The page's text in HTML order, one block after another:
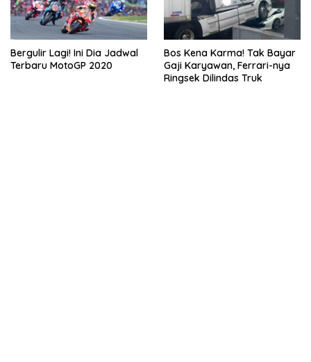
Bergulir Lagi! Ini Dia Jadwal
Terbaru MotoGP 2020
Bos Kena Karma! Tak Bayar
Gaji Karyawan, Ferrari-nya
Ringsek Dilindas Truk